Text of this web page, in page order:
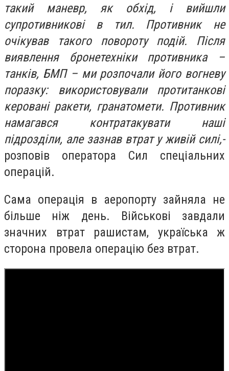
такий маневр, як обхід, і вийшли
супротивникові в тил. Противник не
очікував такого повороту подій. Після
виявлення бронетехніки противника –
танків, БМП – ми розпочали його вогневу
поразку: використовували протитанкові
керовані ракети, гранатомети. Противник
намагався контратакувати наші
підрозділи, але зазнав втрат у живій силі,-
розповів оператора Сил спеціальних
операцій.
Сама операція в аеропорту зайняла не
більше ніж день. Військові завдали
значних втрат рашистам, україська ж
сторона провела операцію без втрат.